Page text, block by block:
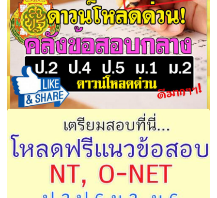
คลังข้อสอบกลาง ป.2 ป.4 ป.5 ม.1 ม.2 ปีการศึกษา ดาวน์โหลด
ด่วน!!